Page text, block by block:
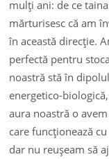
mulţi ani: de ce
mărturisesc că am
în această direcţie.
perfectă pentru
noastră stă în
energetico-
aura noastră o
care funcţionează
dar nu reuşeam să